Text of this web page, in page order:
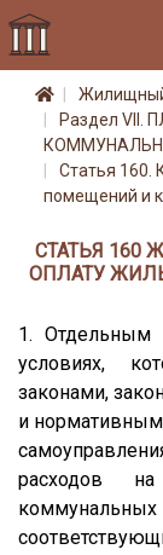
Раздел VII.
Статья 160.
помещений и
СТАТЬЯ 160
ОПЛАТУ
1. Отдельным
условиях,
законами,
и
расходов